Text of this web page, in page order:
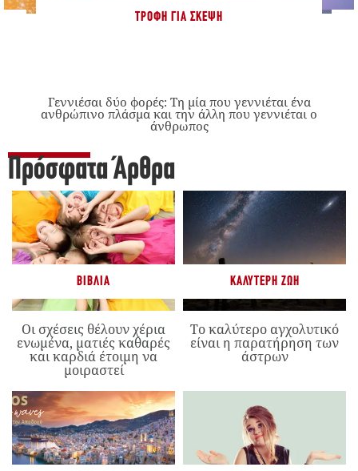
ΤΡΟΦΉ ΓΙΑ ΣΚΈΨΗ
Γεννιέσαι δύο φορές: Tη μία που γεννιέται ένα
ανθρώπινο πλάσμα και την άλλη που γεννιέται ο
άνθρωπος
Πρόσφατα Άρθρα
ΒΙΒΛΊΑ
Οι σχέσεις θέλουν χέρια
ενωμένα, ματιές καθαρές
και καρδιά έτοιμη να
μοιραστεί
ΚΑΛΎΤΕΡΗ ΖΩΉ
Το καλύτερο αγχολυτικό
είναι η παρατήρηση των
άστρων